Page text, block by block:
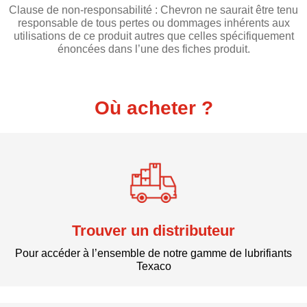
Clause de non-responsabilité : Chevron ne saurait être tenu
responsable de tous pertes ou dommages inhérents aux
utilisations de ce produit autres que celles spécifiquement
énoncées dans l’une des fiches produit.
Où acheter ?
Trouver un distributeur
Pour accéder à l’ensemble de notre gamme de lubrifiants
Texaco